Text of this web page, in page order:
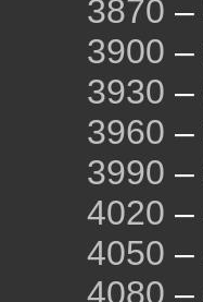
3870 –
3900 –
3930 –
3960 –
3990 –
4020 –
4050 –
4080 –